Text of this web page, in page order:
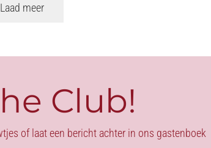
Laad meer
Club!
of laat een bericht achter in ons gastenboek